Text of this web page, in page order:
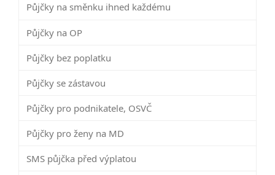
Půjčky na směnku ihned každému
Půjčky na OP
Půjčky bez poplatku
Půjčky se zástavou
Půjčky pro podnikatele, OSVČ
Půjčky pro ženy na MD
SMS půjčka před výplatou